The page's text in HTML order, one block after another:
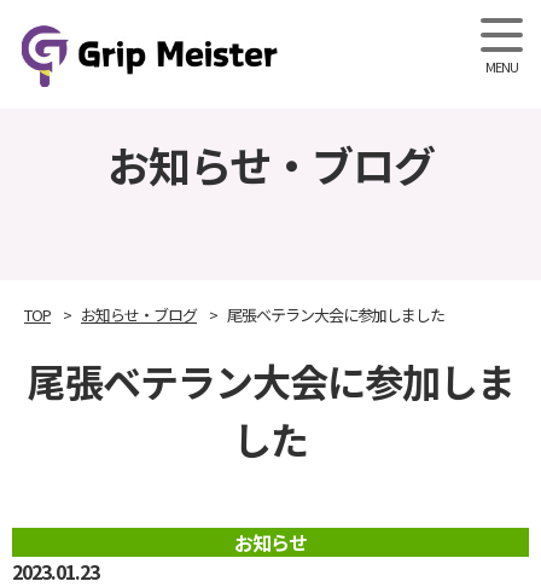
Grip
お知らせ・ブログ
TOP お知らせ・ブログ 尾張ベテラン大会に参加しました
尾張ベテラン大会に参加しま
した
お知らせ
2023.01.23